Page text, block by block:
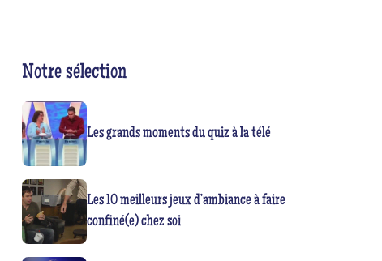
Notre sélection
Les grands moments du quiz à la télé
Les 10 meilleurs jeux d’ambiance à faire
confiné(e) chez soi